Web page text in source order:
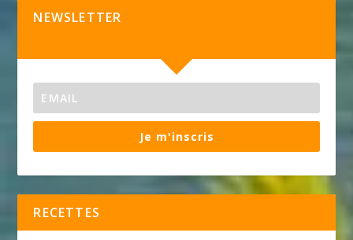
NEWSLETTER
Je m'inscris
RECETTES